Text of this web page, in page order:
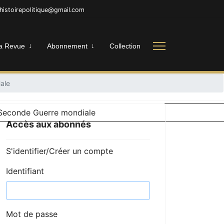
Revue Abonnement Collection
Accès aux abonnés
S'identifier/Créer un compte
Identifiant
Mot de passe